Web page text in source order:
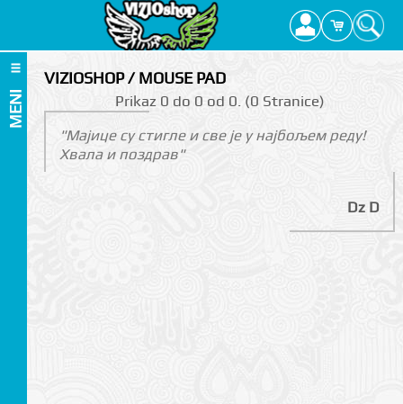
MENI
VIZIOSHOP / MOUSE PAD
Prikаz 0 do 0 оd 0. (0 Strаnicе)
"Мајице су стигле и све је у најбољем реду!
Хвала и поздрав"
Dz D